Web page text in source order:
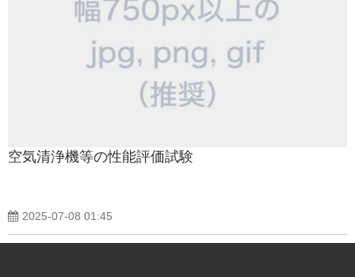
空気清浄機等の性能評価試験
2025-07-08 01:45